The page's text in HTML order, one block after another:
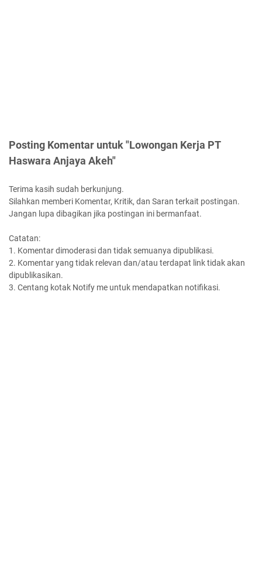
Posting Komentar untuk "Lowongan Kerja PT
Haswara Anjaya Akeh"
Terima kasih sudah berkunjung.
Silahkan memberi Komentar, Kritik, dan Saran terkait postingan.
Jangan lupa dibagikan jika postingan ini bermanfaat.
Catatan:
1. Komentar dimoderasi dan tidak semuanya dipublikasi.
2. Komentar yang tidak relevan dan/atau terdapat link tidak akan
dipublikasikan.
3. Centang kotak Notify me untuk mendapatkan notifikasi.